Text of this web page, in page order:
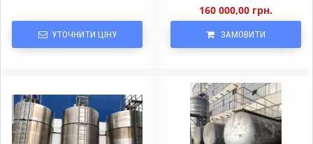
УТОЧНИТИ ЦІНУ
160 000,00 грн.
ЗАМОВИТИ